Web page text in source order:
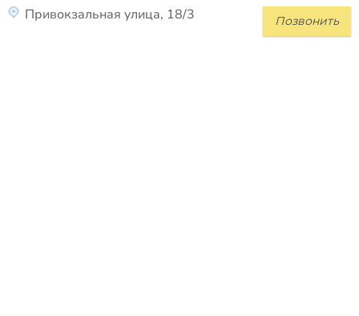
Позвонить
Привокзальная улица, 18/3